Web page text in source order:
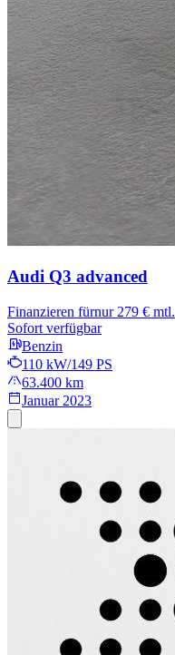
Audi Q3 advanced
Finanzieren fürnur 279 € mtl.
Sofort verfügbar
Benzin
110 kW/149 PS
63.400 km
Januar 2023